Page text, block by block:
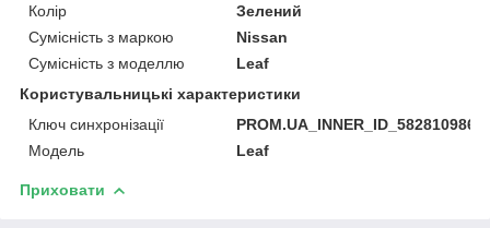
Колір
Зелений
Сумісність з маркою
Nissan
Сумісність з моделлю
Leaf
Користувальницькі характеристики
Ключ синхронізації
PROM.UA_INNER_ID_582810986
Мoдель
Leaf
Приховати